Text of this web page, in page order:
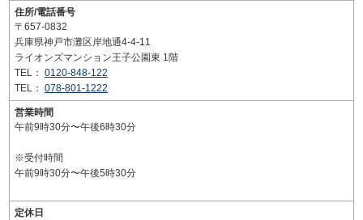
住所/電話番号
〒657-0832
兵庫県神戸市灘区岸地通4-4-11
ライオンズマンション王子公園東 1階
TEL： 0120-848-122
TEL： 078-801-1222
営業時間
午前9時30分〜午後6時30分
※受付時間
午前9時30分〜午後5時30分
定休日